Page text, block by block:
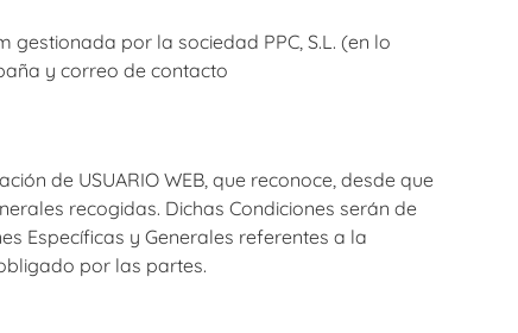
por la sociedad PPC, S.L. (en lo
y correo de contacto
de USUARIO WEB, que reconoce, desde que
recogidas. Dichas Condiciones serán de
Específicas y Generales referentes a la
por las partes.